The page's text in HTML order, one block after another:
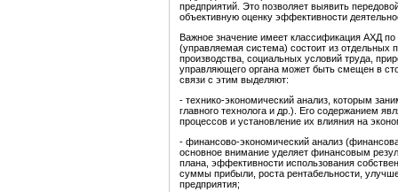
предприятий. Это позволяет выявить
объективную оценку эффективности
Важное значение имеет классификация АХД
(управляемая система) состоит из отдельных
производства, социальных условий труда,
управляющего органа может быть смещен в
связи с этим выделяют:
- технико-экономический анализ, которым
главного технолога и др.). Его содержанием
процессов и установление их влияния на
- финансово-экономический анализ
основное внимание уделяет финансовым
плана, эффективности использования
суммы прибыли, роста рентабельности,
предприятия;